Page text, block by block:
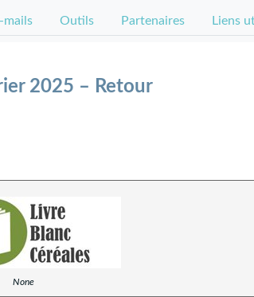
mails Outils Partenaires Liens
2025 – Retour
None